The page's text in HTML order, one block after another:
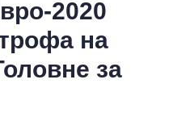
ЕКОНОМІКА
СУСПІЛЬСТВО
СВІТ
2020
на
за